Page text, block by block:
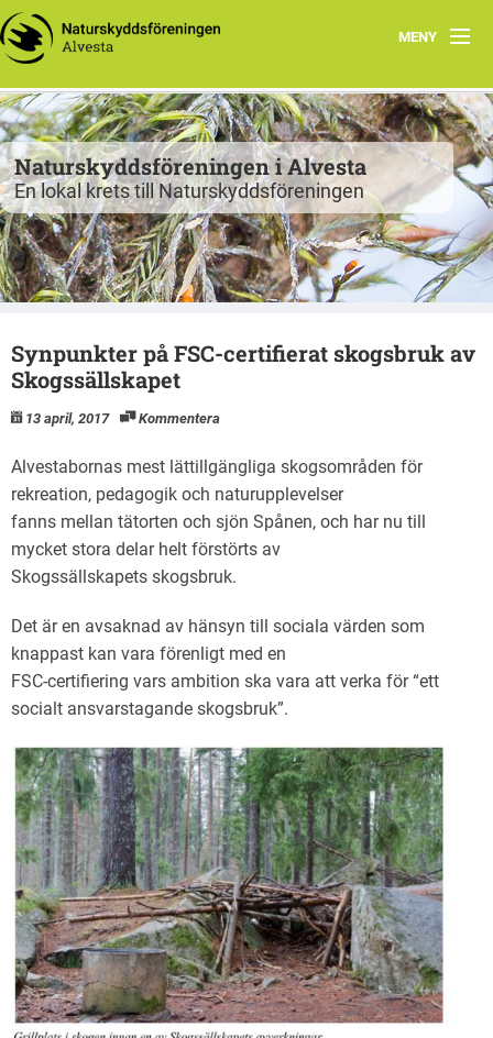
MENY
Program
Grupper
Projekt
Natur att besöka
Fiskgjusen
Kontakt
Naturskyddsföreningen i Alvesta
En lokal krets till Naturskyddsföreningen
Synpunkter på FSC-certifierat skogsbruk av
Skogssällskapet
13 april, 2017 Kommentera
Alvestabornas mest lättillgängliga skogsområden för
rekreation, pedagogik och naturupplevelser
fanns mellan tätorten och sjön Spånen, och har nu till
mycket stora delar helt förstörts av
Skogssällskapets skogsbruk.
Det är en avsaknad av hänsyn till sociala värden som
knappast kan vara förenligt med en
FSC-certifiering vars ambition ska vara att verka för “ett
socialt ansvarstagande skogsbruk”.